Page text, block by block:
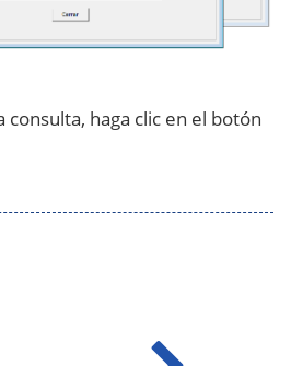
consulta, haga clic en el botón